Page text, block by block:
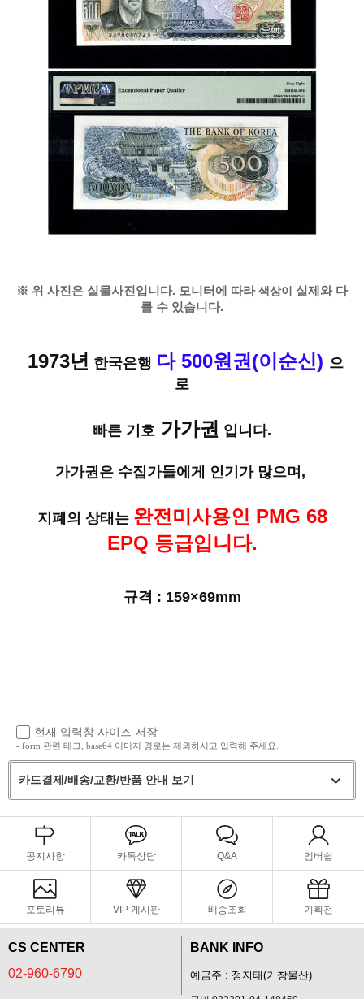
※ 위 사진은 실물사진입니다. 모니터에 따라색상이 실제와 다
를 수 있습니다.
1973년 한국은행 다 500원권(이순신) 으
로
빠른 기호 가가권 입니다.
가가권은 수집가들에게 인기가 많으며,
지폐의 상태는 완전미사용인 PMG 68
EPQ 등급입니다.
규격 : 159×69mm
현재 입력창 사이즈 저장
- form 관련 태그, base64 이미지 경로는 제외하시고 입력해 주세요.
카드결제/배송/교환/반품 안내 보기
공지사항 카톡상담 Q&A 멤버쉽
포토리뷰 VIP 게시판 배송조회 기획전
CS CENTER
02-960-6790
BANK INFO
예금주 : 정지태(거창물산)